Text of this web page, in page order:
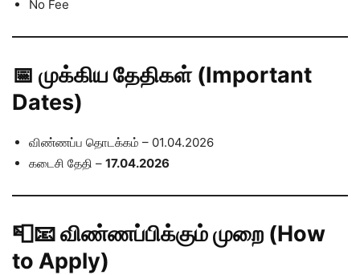
No Fee
📅 முக்கிய தேதிகள் (Important
Dates)
விண்ணப்ப தொடக்கம் – 01.04.2026
கடைசி தேதி – 17.04.2026
📮📧 விண்ணப்பிக்கும் முறை (How
to Apply)